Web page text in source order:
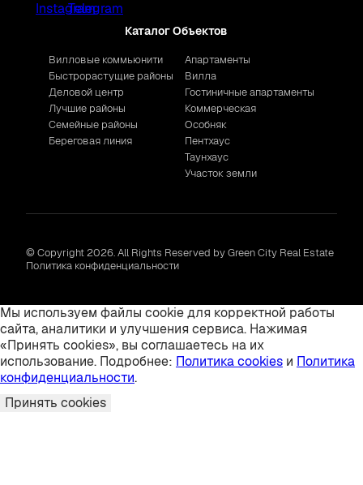
Каталог Объектов
Вилловые коммьюнити
Быстрорастущие районы
Деловой центр
Лучшие районы
Семейные районы
Береговая линия
Апартаменты
Вилла
Гостиничные апартаменты
Коммерческая
Особняк
Пентхаус
Таунхаус
Участок земли
© Copyright 2026. All Rights Reserved by Green City Real Estate
Политика конфиденциальности
Мы используем файлы cookie для корректной работы
сайта, аналитики и улучшения сервиса. Нажимая
«Принять cookies», вы соглашаетесь на их
использование. Подробнее: Политика cookies и Политика
конфиденциальности.
Принять cookies